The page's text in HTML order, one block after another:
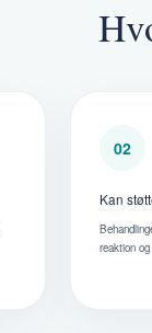
02
Kan
reaktion